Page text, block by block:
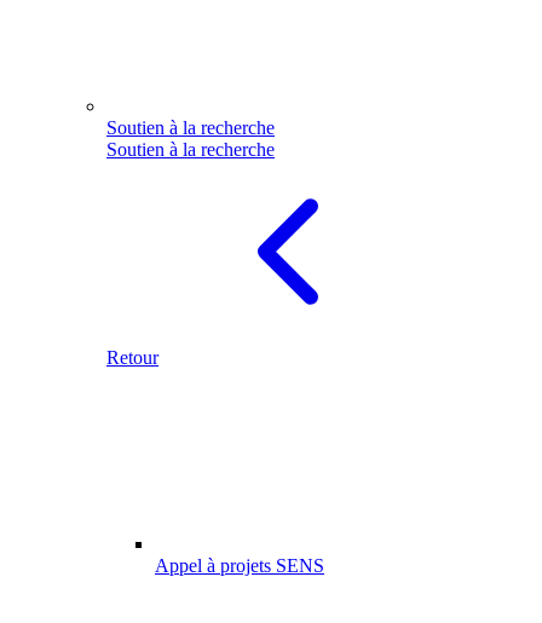
Soutien à la recherche
Soutien à la recherche
Retour
Appel à projets SENS